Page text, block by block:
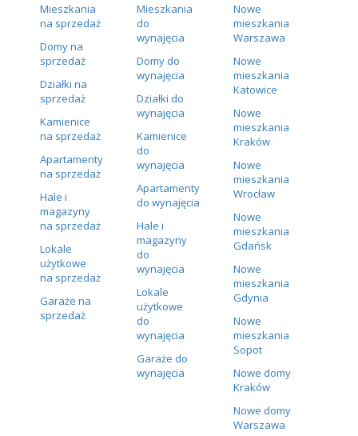
Mieszkania
na sprzedaż
Domy na
sprzedaż
Działki na
sprzedaż
Kamienice
na sprzedaż
Apartamenty
na sprzedaż
Hale i
magazyny
na sprzedaż
Lokale
użytkowe
na sprzedaż
Garaże na
sprzedaż
Mieszkania
do
wynajęcia
Domy do
wynajęcia
Działki do
wynajęcia
Kamienice
do
wynajęcia
Apartamenty
do wynajęcia
Hale i
magazyny
do
wynajęcia
Lokale
użytkowe
do
wynajęcia
Garaże do
wynajęcia
Nowe
mieszkania
Warszawa
Nowe
mieszkania
Katowice
Nowe
mieszkania
Kraków
Nowe
mieszkania
Wrocław
Nowe
mieszkania
Gdańsk
Nowe
mieszkania
Gdynia
Nowe
mieszkania
Sopot
Nowe domy
Kraków
Nowe domy
Warszawa